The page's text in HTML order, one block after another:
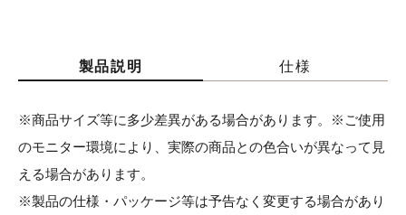
製品説明 仕様
※商品サイズ等に多少差異がある場合があります。※ご使用
のモニター環境により、実際の商品との色合いが異なって見
える場合があります。
※製品の仕様・パッケージ等は予告なく変更する場合があり